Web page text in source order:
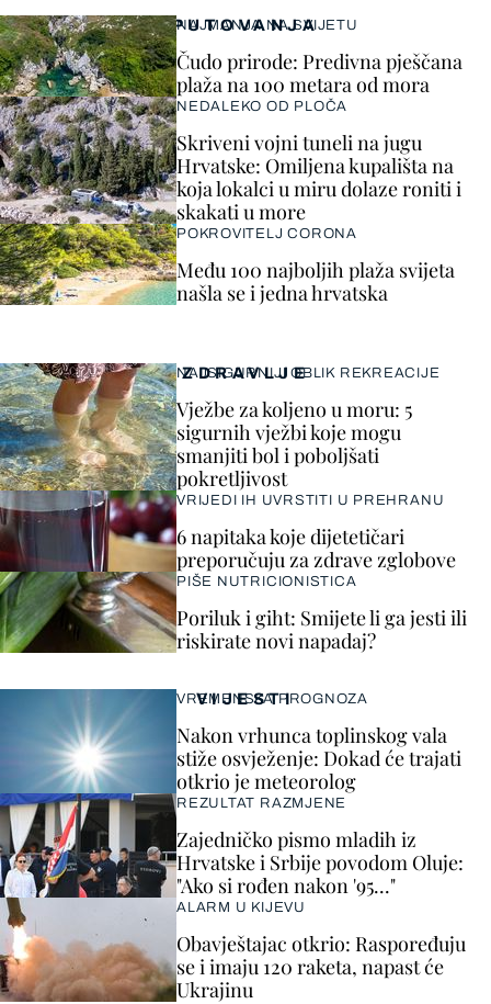
VIJESTI
VREMENSKA PROGNOZA
Nakon vrhunca toplinskog vala
stiže osvježenje: Dokad će trajati
otkrio je meteorolog
REZULTAT RAZMJENE
Zajedničko pismo mladih iz
Hrvatske i Srbije povodom Oluje:
"Ako si rođen nakon '95..."
ALARM U KIJEVU
Obavještajac otkrio: Raspoređuju
se i imaju 120 raketa, napast će
Ukrajinu
ZDRAVLJE
NAJSIGURNIJI OBLIK REKREACIJE
Vježbe za koljeno u moru: 5
sigurnih vježbi koje mogu
smanjiti bol i poboljšati
pokretljivost
VRIJEDI IH UVRSTITI U PREHRANU
6 napitaka koje dijetetičari
preporučuju za zdrave zglobove
PIŠE NUTRICIONISTICA
Poriluk i giht: Smijete li ga jesti ili
riskirate novi napadaj?
PUTOVANJA
NAJMANJA NA SVIJETU
Čudo prirode: Predivna pješčana
plaža na 100 metara od mora
NEDALEKO OD PLOČA
Skriveni vojni tuneli na jugu
Hrvatske: Omiljena kupališta na
koja lokalci u miru dolaze roniti i
skakati u more
POKROVITELJ CORONA
Među 100 najboljih plaža svijeta
našla se i jedna hrvatska